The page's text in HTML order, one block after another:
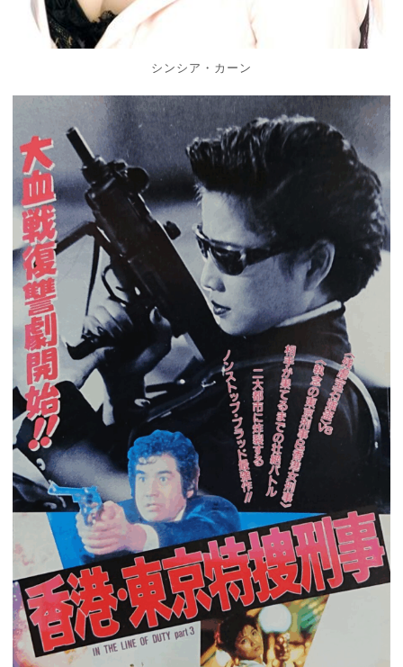
シンシア・カーン